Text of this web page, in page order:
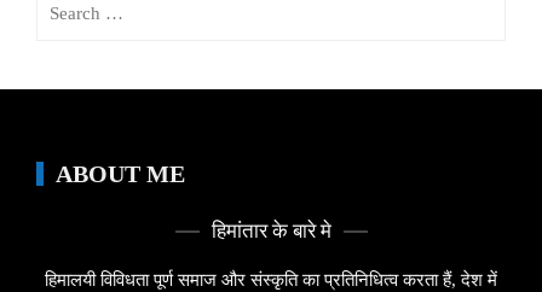
ABOUT ME
हिमांतार के बारे मे
हिमालयी विविधता पूर्ण समाज और संस्कृति का प्रतिनिधित्व करता हैं, देश में